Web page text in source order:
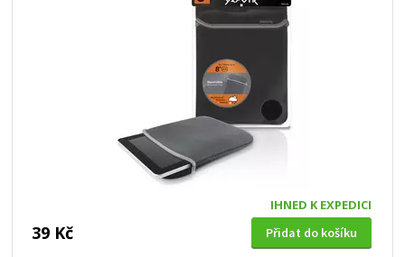
IHNED K EXPEDICI
39 Kč Přidat do košíku